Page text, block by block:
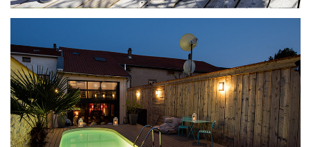
Ilona met ladder